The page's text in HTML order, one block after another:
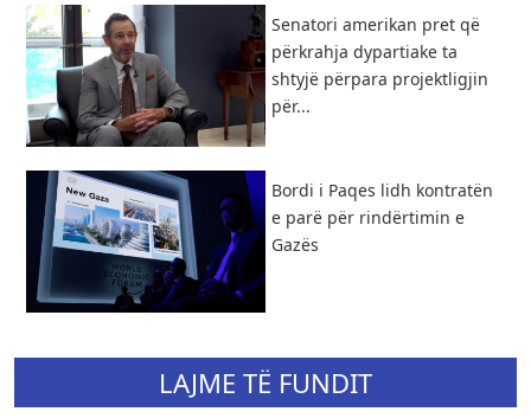
Senatori amerikan pret që
përkrahja dypartiake ta
shtyjë përpara projektligjin
për...
Bordi i Paqes lidh kontratën
e parë për rindërtimin e
Gazës
LAJME TË FUNDIT